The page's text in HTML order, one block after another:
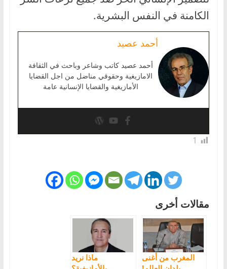
الكامنة في النفس البشرية.
أحمد عصيد
أحمد عصيد كاتب وشاعر وباحث في الثقافة
الامازيغية وحقوقي مناضل من اجل القضايا
الأمازيغية والقضايا الإنسانية عامة
1
مقالات أخرى
المغرب من أغنى
ماذا نريد